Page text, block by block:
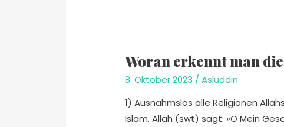
Woran erkennt man
8. Oktober 2023 /Asluddin
1) Ausnahmslos alle Religionen
Islam. Allah (swt) sagt: »O Mein